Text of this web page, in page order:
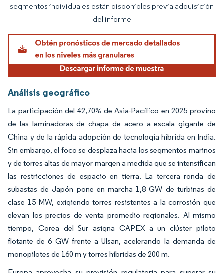
segmentos individuales están disponibles previa adquisición
del informe
Análisis geográfico
La participación del 42,70% de Asia-Pacífico en 2025 provino
de las laminadoras de chapa de acero a escala gigante de
China y de la rápida adopción de tecnología híbrida en India.
Sin embargo, el foco se desplaza hacia los segmentos marinos
y de torres altas de mayor margen a medida que se intensifican
las restricciones de espacio en tierra. La tercera ronda de
subastas de Japón pone en marcha 1,8 GW de turbinas de
clase 15 MW, exigiendo torres resistentes a la corrosión que
elevan los precios de venta promedio regionales. Al mismo
tiempo, Corea del Sur asigna CAPEX a un clúster piloto
flotante de 6 GW frente a Ulsan, acelerando la demanda de
monopilotes de 160 m y torres híbridas de 200 m.